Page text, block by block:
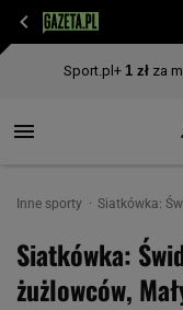
Inne sporty Siatkówka:
Siatkówka:
żużlowców,